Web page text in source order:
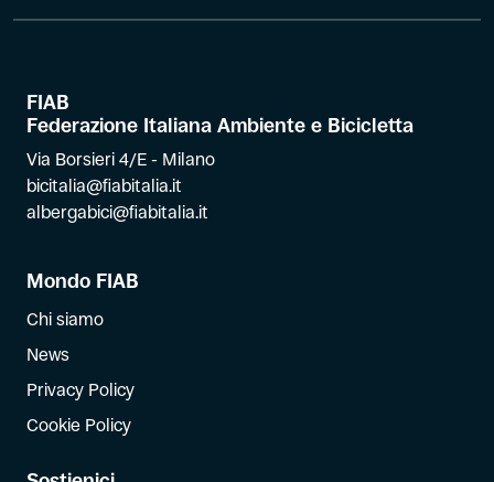
FIAB
Federazione Italiana Ambiente e Bicicletta
Via Borsieri 4/E - Milano
bicitalia@fiabitalia.it
albergabici@fiabitalia.it
Mondo FIAB
Chi siamo
News
Privacy Policy
Cookie Policy